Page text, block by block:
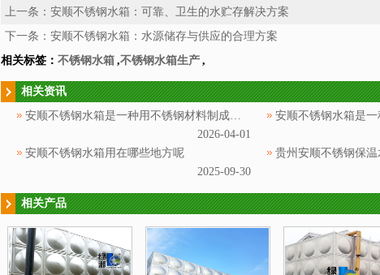
上一条： 安顺不锈钢水箱：可靠、卫生的水贮存解决方案
下一条： 安顺不锈钢水箱：水源储存与供应的合理方案
相关标签： 不锈钢水箱 ,不锈钢水箱生产 ,
相关资讯
安顺不锈钢水箱是一种用不锈钢材料制成的用于储存和供应水源的设备
2026-04-01
安顺不锈钢水箱用在哪些地方呢
2025-09-30
贵州安顺不锈钢保
相关产品